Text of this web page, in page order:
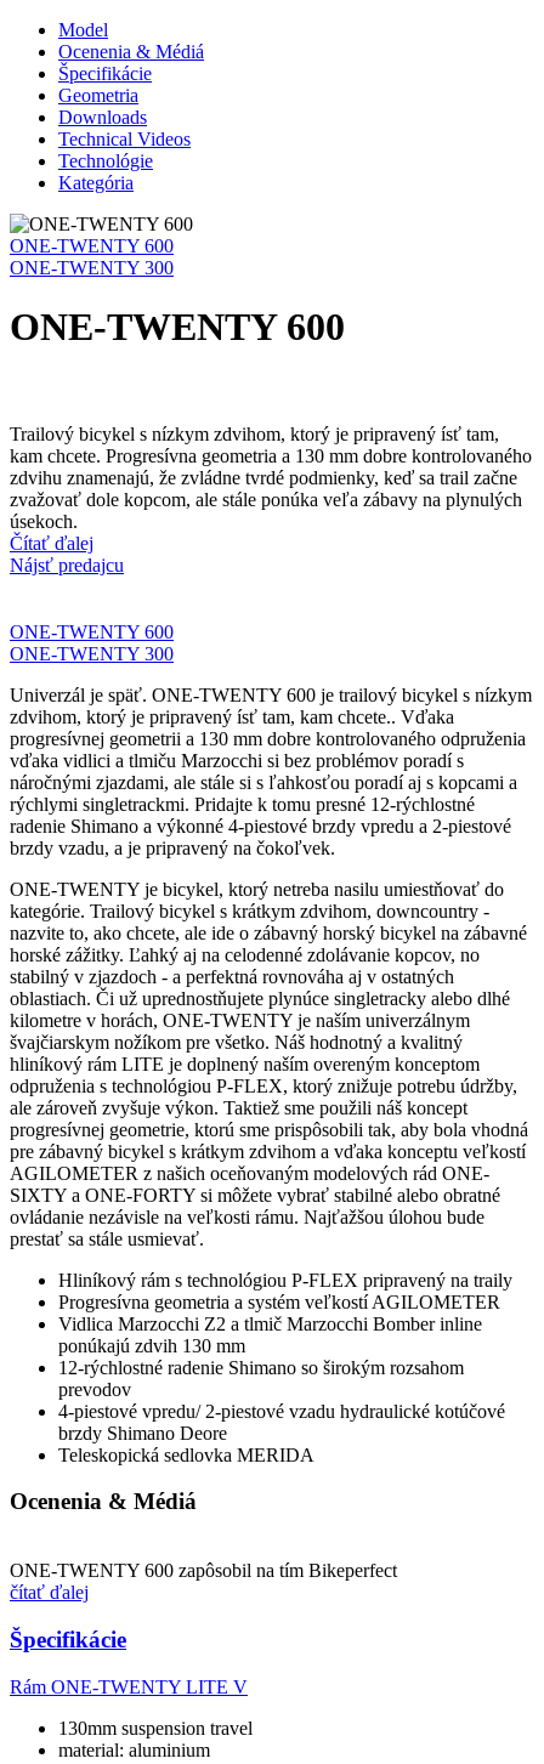
Model
Ocenenia & Médiá
Špecifikácie
Geometria
Downloads
Technical Videos
Technológie
Kategória
ONE-TWENTY 600
ONE-TWENTY 300
ONE-TWENTY 600
Trailový bicykel s nízkym zdvihom, ktorý je pripravený ísť tam,
kam chcete. Progresívna geometria a 130 mm dobre kontrolovaného
zdvihu znamenajú, že zvládne tvrdé podmienky, keď sa trail začne
zvažovať dole kopcom, ale stále ponúka veľa zábavy na plynulých
úsekoch.
Čítať ďalej
Nájsť predajcu
ONE-TWENTY 600
ONE-TWENTY 300
Univerzál je späť. ONE-TWENTY 600 je trailový bicykel s nízkym
zdvihom, ktorý je pripravený ísť tam, kam chcete.. Vďaka
progresívnej geometrii a 130 mm dobre kontrolovaného odpruženia
vďaka vidlici a tlmiču Marzocchi si bez problémov poradí s
náročnými zjazdami, ale stále si s ľahkosťou poradí aj s kopcami a
rýchlymi singletrackmi. Pridajte k tomu presné 12-rýchlostné
radenie Shimano a výkonné 4-piestové brzdy vpredu a 2-piestové
brzdy vzadu, a je pripravený na čokoľvek.
ONE-TWENTY je bicykel, ktorý netreba nasilu umiestňovať do
kategórie. Trailový bicykel s krátkym zdvihom, downcountry -
nazvite to, ako chcete, ale ide o zábavný horský bicykel na zábavné
horské zážitky. Ľahký aj na celodenné zdolávanie kopcov, no
stabilný v zjazdoch - a perfektná rovnováha aj v ostatných
oblastiach. Či už uprednostňujete plynúce singletracky alebo dlhé
kilometre v horách, ONE-TWENTY je naším univerzálnym
švajčiarskym nožíkom pre všetko. Náš hodnotný a kvalitný
hliníkový rám LITE je doplnený naším overeným konceptom
odpruženia s technológiou P-FLEX, ktorý znižuje potrebu údržby,
ale zároveň zvyšuje výkon. Taktiež sme použili náš koncept
progresívnej geometrie, ktorú sme prispôsobili tak, aby bola vhodná
pre zábavný bicykel s krátkym zdvihom a vďaka konceptu veľkostí
AGILOMETER z našich oceňovaným modelových rád ONE-
SIXTY a ONE-FORTY si môžete vybrať stabilné alebo obratné
ovládanie nezávisle na veľkosti rámu. Najťažšou úlohou bude
prestať sa stále usmievať.
Hliníkový rám s technológiou P-FLEX pripravený na traily
Progresívna geometria a systém veľkostí AGILOMETER
Vidlica Marzocchi Z2 a tlmič Marzocchi Bomber inline
ponúkajú zdvih 130 mm
12-rýchlostné radenie Shimano so širokým rozsahom
prevodov
4-piestové vpredu/ 2-piestové vzadu hydraulické kotúčové
brzdy Shimano Deore
Teleskopická sedlovka MERIDA
Ocenenia & Médiá
ONE-TWENTY 600 zapôsobil na tím Bikeperfect
čítať ďalej
Špecifikácie
Rám ONE-TWENTY LITE V
130mm suspension travel
material: aluminium